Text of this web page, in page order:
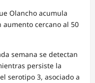
Olancho acumula
aumento cercano al 50
semana se detectan
persiste la
serotipo 3, asociado a